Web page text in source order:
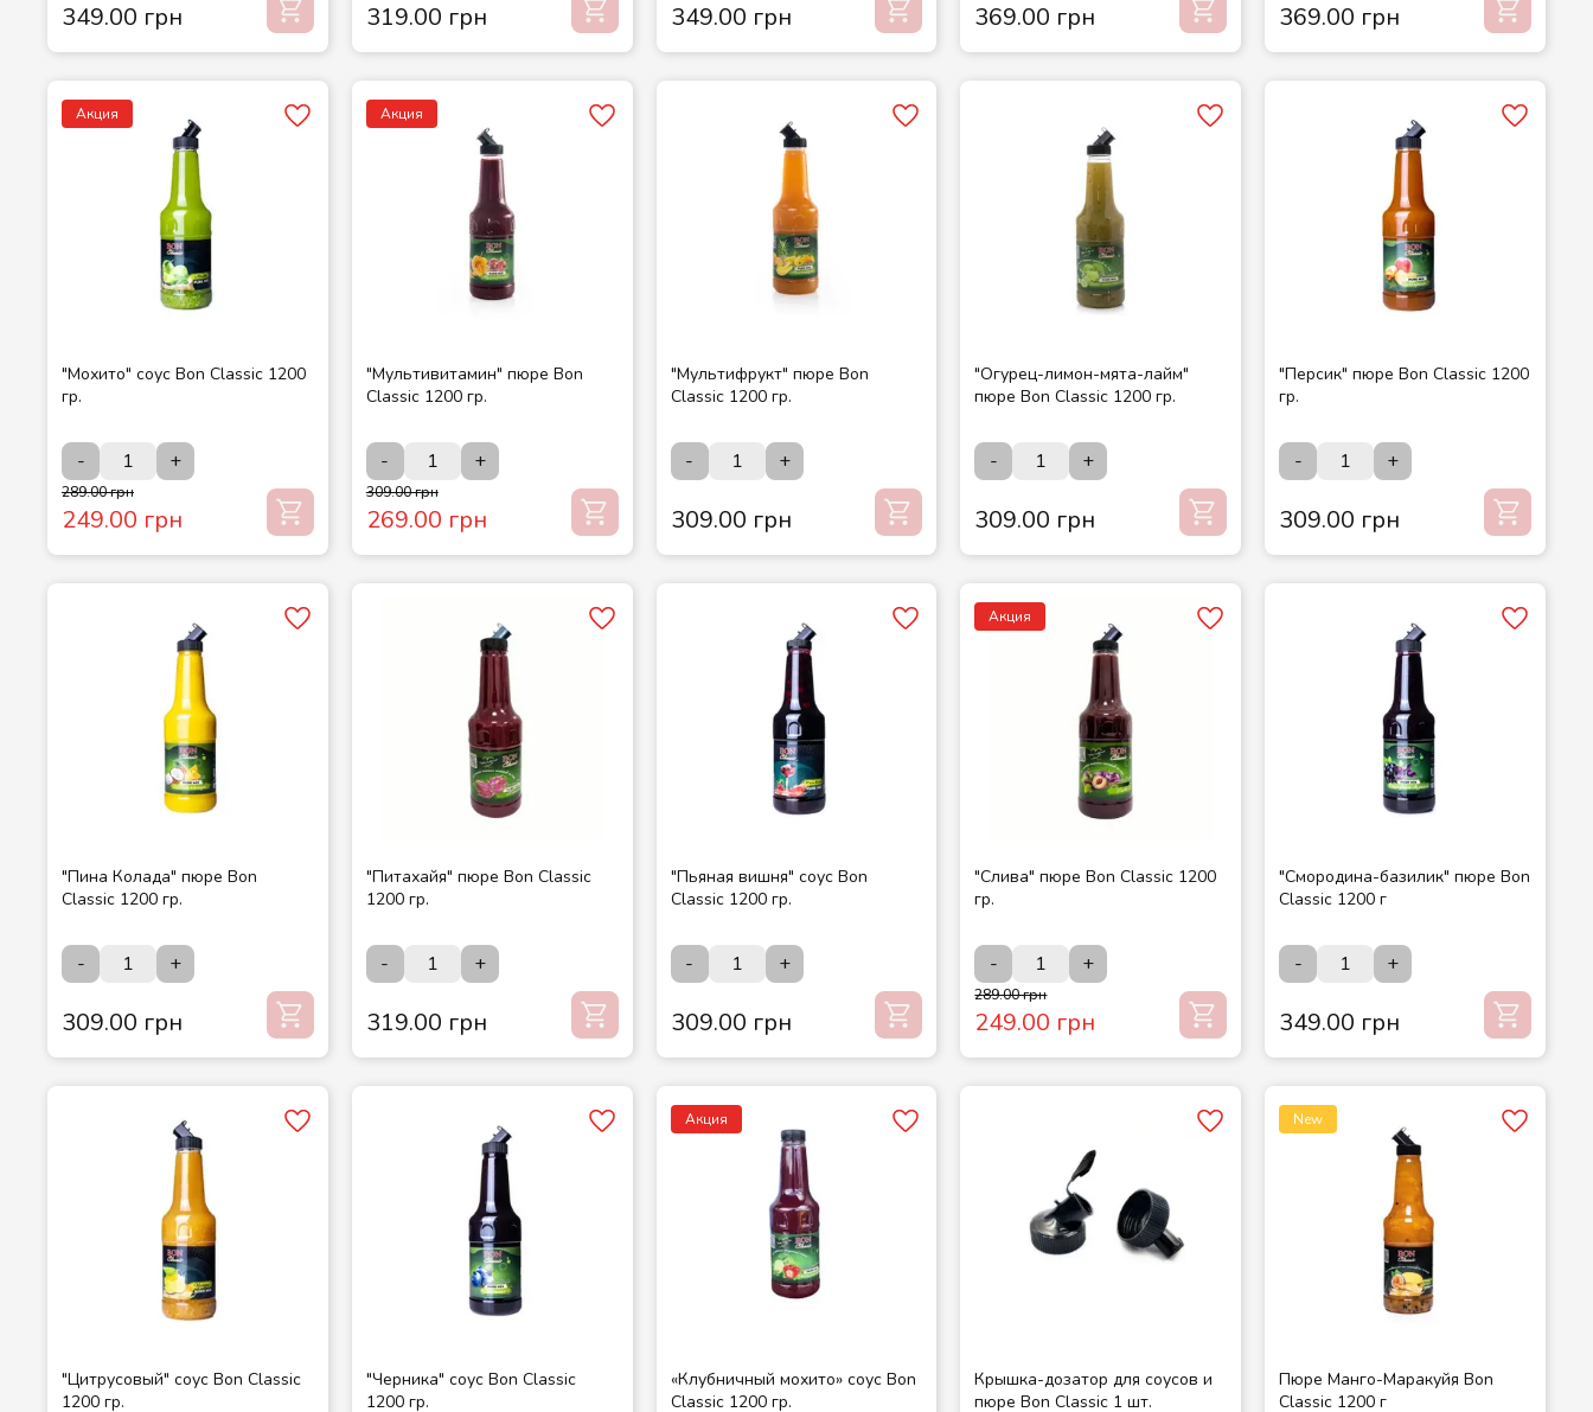
349.00 грн 319.00 грн 349.00 грн 369.00 грн 369.00 грн
Акция
"Мохито" соус Bon Classic 1200
гр.
- +
289.00 грн
249.00 грн
Акция
"Мультивитамин" пюре Bon
Classic 1200 гр.
- +
309.00 грн
269.00 грн
"Мультифрукт" пюре Bon
Classic 1200 гр.
- +
309.00 грн
"Огурец-лимон-мята-лайм"
пюре Bon Classic 1200 гр.
- +
309.00 грн
"Персик" пюре Bon Classic 1200
гр.
- +
309.00 грн
"Пина Колада" пюре Bon
Classic 1200 гр.
- +
309.00 грн
"Питахайя" пюре Bon Classic
1200 гр.
- +
319.00 грн
"Пьяная вишня" соус Bon
Classic 1200 гр.
- +
309.00 грн
Акция
"Слива" пюре Bon Classic 1200
гр.
- +
289.00 грн
249.00 грн
"Смородина-базилик" пюре Bon
Classic 1200 г
- +
349.00 грн
"Цитрусовый" соус Bon Classic
1200 гр.
"Черника" соус Bon Classic
1200 гр.
Акция
«Клубничный мохито» соус Bon
Classic 1200 гр.
Крышка-дозатор для соусов и
пюре Bon Classic 1 шт.
New
Пюре Манго-Маракуйя Bon
Classic 1200 г